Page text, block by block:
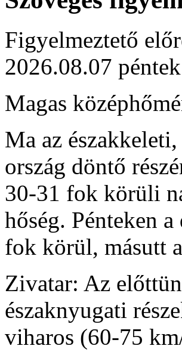
Figyelmeztető
2026.08.07
Magas
Ma az
ország döntő
30-31 fok körüli
hőség. Pénteken
fok körül, másutt
Zivatar: Az
északnyugati
viharos (60-75